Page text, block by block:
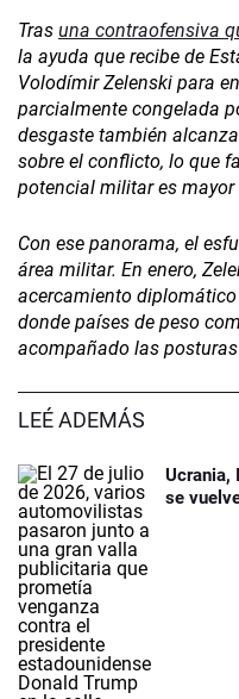
Tras una contraofensiva
la ayuda que recibe de
Volodímir Zelenski para
parcialmente congelada
desgaste también
sobre el conflicto, lo que
potencial militar es mayor
Con ese panorama, el
área militar. En enero,
acercamiento
donde países de peso
acompañado las
LEÉ ADEMÁS
Ucrania,
se